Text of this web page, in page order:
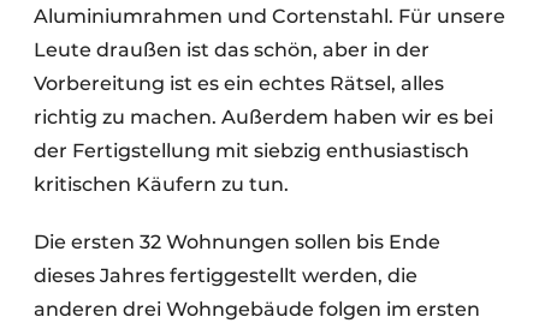
Aluminiumrahmen und Cortenstahl. Für unsere
Leute draußen ist das schön, aber in der
Vorbereitung ist es ein echtes Rätsel, alles
richtig zu machen. Außerdem haben wir es bei
der Fertigstellung mit siebzig enthusiastisch
kritischen Käufern zu tun.
Die ersten 32 Wohnungen sollen bis Ende
dieses Jahres fertiggestellt werden, die
anderen drei Wohngebäude folgen im ersten